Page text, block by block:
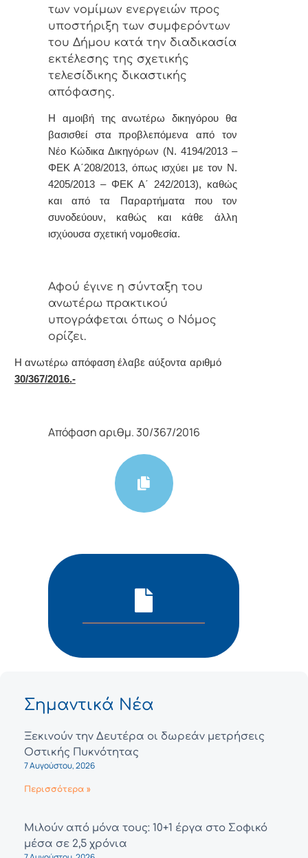
των νομίμων ενεργειών προς
υποστήριξη των συμφερόντων
του Δήμου κατά την διαδικασία
εκτέλεσης της σχετικής
τελεσίδικης δικαστικής
απόφασης.
Η αμοιβή της ανωτέρω δικηγόρου θα
βασισθεί στα προβλεπόμενα από τον
Νέο Κώδικα Δικηγόρων (Ν. 4194/2013 –
ΦΕΚ Α΄208/2013, όπως ισχύει με τον Ν.
4205/2013 – ΦΕΚ Α΄ 242/2013), καθώς
και από τα Παραρτήματα που τον
συνοδεύουν, καθώς και κάθε άλλη
ισχύουσα σχετική νομοθεσία.
Αφoύ έγιvε η σύvταξη τoυ
αvωτέρω πρακτικoύ
υπoγράφεται όπως o Νόμoς
oρίζει.
Η αvωτέρω απόφαση έλαβε αύξοντα αριθμό
30/367/2016.-
Απόφαση αριθμ. 30/367/2016
Σημαντικά Νέα
Ξεκινούν την Δευτέρα οι δωρεάν μετρήσεις
Οστικής Πυκνότητας
7 Αυγούστου, 2026
Περισσότερα »
Μιλούν από μόνα τους: 10+1 έργα στο Σοφικό
μέσα σε 2,5 χρόνια